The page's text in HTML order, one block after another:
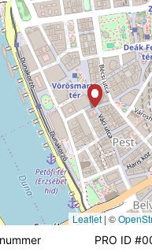
Leaflet | ©
PRO ID